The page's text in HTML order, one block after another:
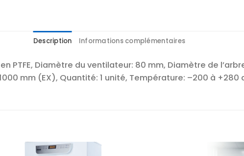
Description Informations complémentaires
PTFE, Diamètre du ventilateur: 80 mm, Diamètre de
mm (EX), Quantité: 1 unité, Température: –200 à +280